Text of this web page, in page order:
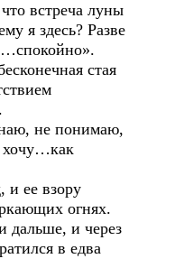
встреча луны
я здесь? Разве
стая
не понимаю,
и ее взору
огнях.
дальше, и через
в едва